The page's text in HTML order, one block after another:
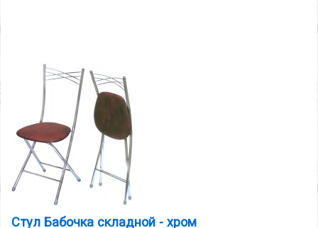
Стул Бабочка складной - хром